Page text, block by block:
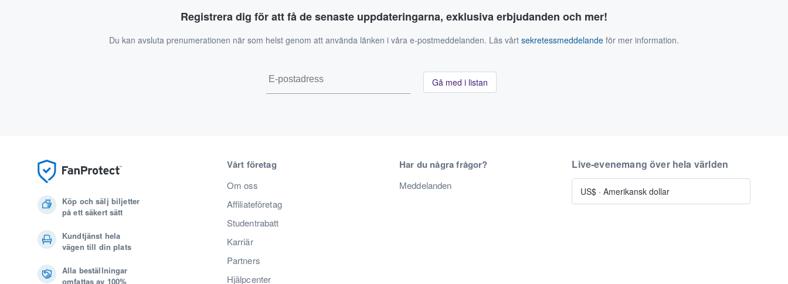
Registrera dig för att få de senaste uppdateringarna, exklusiva erbjudanden och mer!
Du kan avsluta prenumerationen när som helst genom att använda länken i våra e-postmeddelanden. Läs vårt sekretessmeddelande för mer information.
Gå med i listan
Köp och sälj biljetter
på ett säkert sätt
Kundtjänst hela
vägen till din plats
Alla beställningar
omfattas av 100%
Vårt företag
Om oss
Affiliateföretag
Studentrabatt
Karriär
Partners
Hjälpcenter
Har du några frågor?
Meddelanden
Live-evenemang över hela världen
US$ ·Amerikansk dollar